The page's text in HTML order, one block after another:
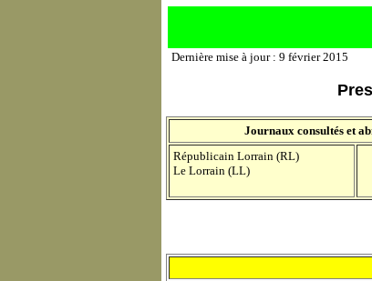
Dernière mise à jour : 9 février 2015
Journaux consultés et
Républicain Lorrain (RL)
Le Lorrain (LL)